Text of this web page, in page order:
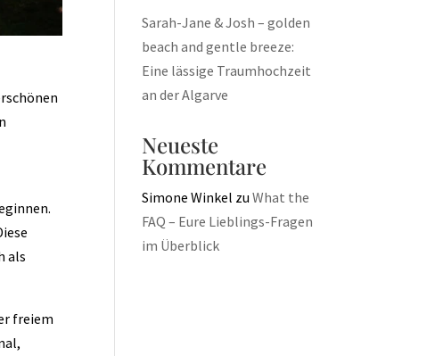
als
freiem
Sarah-Jane & Josh – golden
beach and gentle breeze:
Eine lässige Traumhochzeit
an der Algarve
Neueste
Kommentare
Simone Winkel zuWhat the
FAQ – Eure Lieblings-Fragen
im Überblick